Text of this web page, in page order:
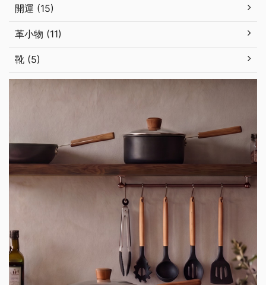
開運 (15)
革小物 (11)
靴 (5)